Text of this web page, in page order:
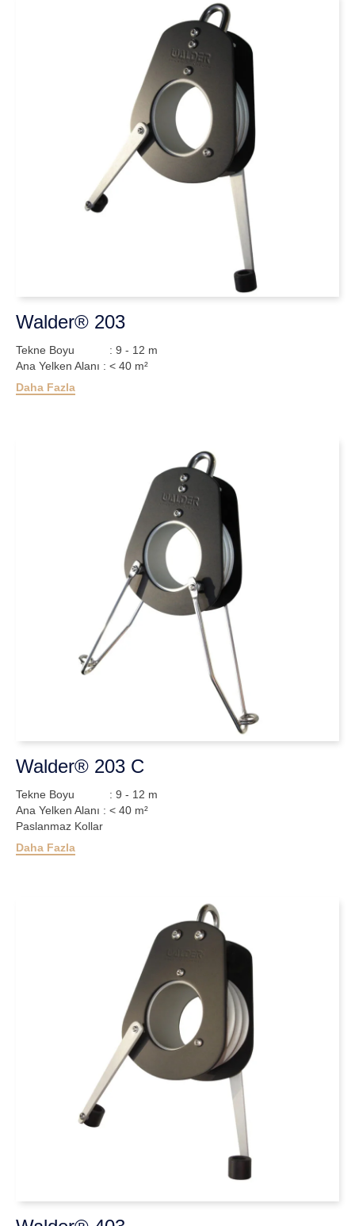
Walder® 203
Tekne Boyu : 9 - 12 m
Ana Yelken Alanı : < 40 m²
Daha Fazla
Walder® 203 C
Tekne Boyu : 9 - 12 m
Ana Yelken Alanı : < 40 m²
Paslanmaz Kollar
Daha Fazla